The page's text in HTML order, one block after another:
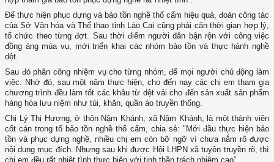
Để thực hiện phục dựng và bảo tồn nghề thổ cẩm hiệu quả, đoàn công tác
của Sở Văn hóa và Thể thao tỉnh Lào Cai cũng phải căn thời gian hợp lý,
tổ chức theo từng đợt. Sau thời điểm người dân bận rộn với công việc
đồng áng mùa vụ, mới triển khai các nhóm bảo tồn và thực hành nghề
dệt.
Sau đó phân công nhiệm vụ cho từng nhóm, để mọi người chủ động làm
việc. Nhờ đó, sau một năm thực hiện, cho đến nay các chị em tham gia
chương trình đều làm tốt các khâu từ dệt vải cho đến sản xuất sản phẩm
hàng hóa lưu niệm như túi, khăn, quần áo truyền thống.
Chị Lý Thị Hương, ở thôn Nậm Khánh, xã Nậm Khánh, là một thành viên
cốt cán trong tổ bảo tồn nghề thổ cẩm, chia sẻ: "Mới đầu thực hiện bảo
tồn và phục dựng nghề, nhiều chị em còn bỡ ngỡ vì chưa nắm rõ được
nội dung mục đích. Nhưng sau khi được Hội LHPN xã tuyên truyền rõ, thì
chị em đều rất nhiệt tình thực hiện với tinh thần trách nhiệm cao”.